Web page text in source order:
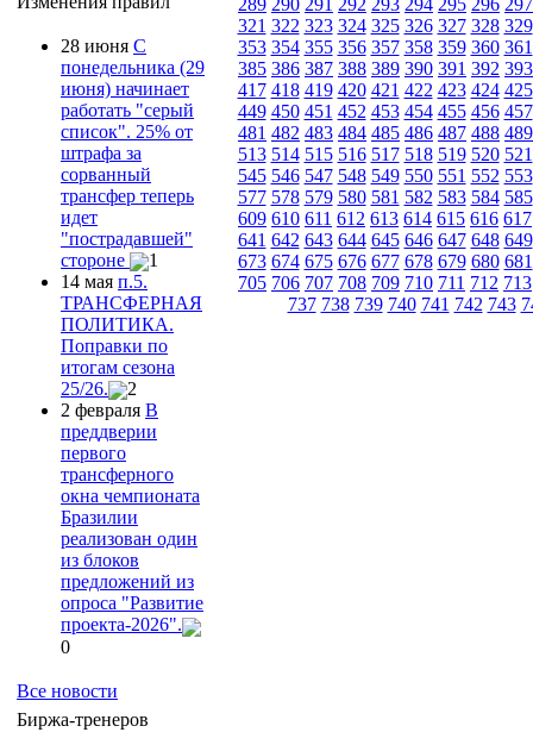
28 июня С
понедельника (29
июня) начинает
работать "серый
список". 25% от
штрафа за
сорванный
трансфер теперь
идет
"пострадавшей"
стороне
1
14 мая п.5.
ТРАНСФЕРНАЯ
ПОЛИТИКА.
Поправки по
итогам сезона
25/26.
2
2 февраля В
преддверии
первого
трансферного
окна чемпионата
Бразилии
реализован один
из блоков
предложений из
опроса "Развитие
проекта-2026".
0
Все новости
Биржа-тренеров
321 322 323 324 325 326 327 328 329
353 354 355 356 357 358 359 360 361
385 386 387 388 389 390 391 392 393
417 418 419 420 421 422 423 424 425
449 450 451 452 453 454 455 456 457
481 482 483 484 485 486 487 488 489
513 514 515 516 517 518 519 520 521
545 546 547 548 549 550 551 552 553
577 578 579 580 581 582 583 584 585
609 610 611 612 613 614 615 616 617
641 642 643 644 645 646 647 648 649
673 674 675 676 677 678 679 680 681
705 706 707 708 709 710 711 712 713
737 738 739 740 741 742 743